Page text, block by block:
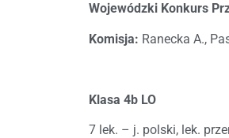
Wojewódzki Konkurs
Komisja: Ranecka A.,
Klasa 4b LO
7 lek. – j. polski, lek.